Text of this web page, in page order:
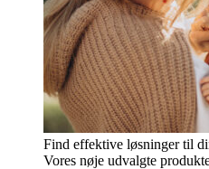
Find effektive løsninger til
Vores nøje udvalgte